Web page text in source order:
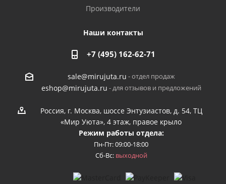
Производители
Наши контакты
+7 (495) 162-62-71
sale@mirujuta.ru - отдел продаж
eshop@mirujuta.ru - для отзывов и предложений
Россия, г. Москва, шоссе Энтузиастов, д. 54, ТЦ
«Мир Уюта», 4 этаж, правое крыло
Режим работы отдела:
Пн-Пт: 09:00-18:00
Сб-Вс: выходной